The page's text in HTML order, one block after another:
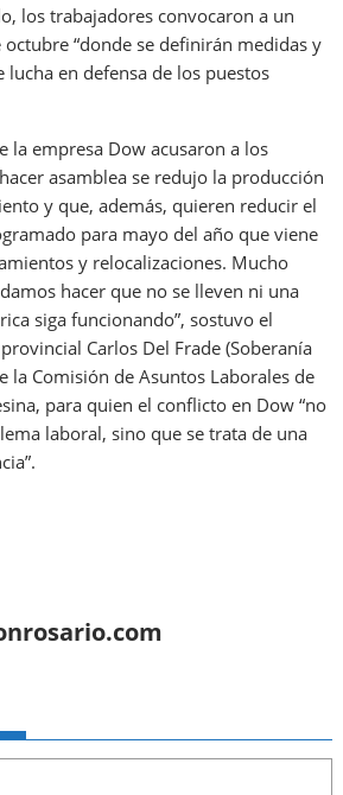
los trabajadores convocaron a un
“donde se definirán medidas y
en defensa de los puestos
la empresa Dow acusaron a los
asamblea se redujo la producción
y que, además, quieren reducir el
para mayo del año que viene
y relocalizaciones. Mucho
hacer que no se lleven ni una
siga funcionando”, sostuvo el
Carlos Del Frade (Soberanía
la Comisión de Asuntos Laborales de
para quien el conflicto en Dow “no
laboral, sino que se trata de una